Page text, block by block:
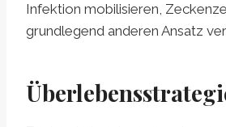
Infektion mobilisieren,
grundlegend anderen Ansatz